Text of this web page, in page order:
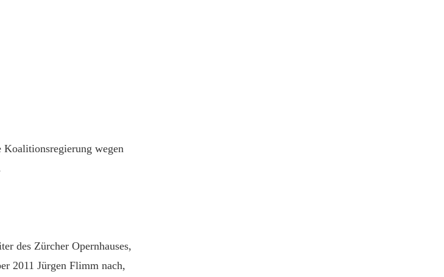
wegen
des Zürcher Opernhauses,
2011 Jürgen Flimm nach,